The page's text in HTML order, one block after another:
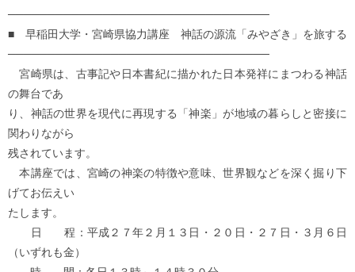
─────────────────────────────────
■ 早稲田大学・宮崎県協力講座 神話の源流「みやざき」を旅する
─────────────────────────────────
宮崎県は、古事記や日本書紀に描かれた日本発祥にまつわる神話
の舞台であ
り、神話の世界を現代に再現する「神楽」が地域の暮らしと密接に
関わりながら
残されています。
本講座では、宮崎の神楽の特徴や意味、世界観などを深く掘り下
げてお伝えい
たします。
日 程：平成２７年２月１３日・２０日・２７日・３月６日
（いずれも金）